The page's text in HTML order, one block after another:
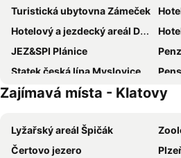
Turistická ubytovna Zámeček
Hotelový a jezdecký areál Dvůr Krutěnice
JEZ&SPI Plánice
Statek česká lípa Myslovice
Penzion Janovice
Hotel Rual
Chalupa Na Šumavě
Zajímavá místa - Klatovy
Lyžařský areál Špičák
Čertovo jezero